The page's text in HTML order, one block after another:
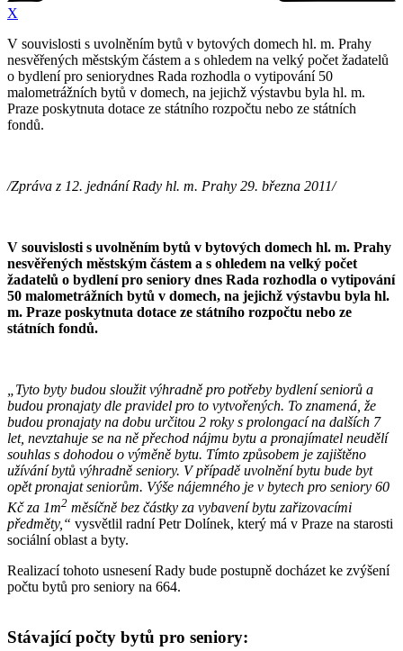
X
V souvislosti s uvolněním bytů v bytových domech hl. m. Prahy
nesvěřených městským částem a s ohledem na velký počet žadatelů
o bydlení pro seniorydnes Rada rozhodla o vytipování 50
malometrážních bytů v domech, na jejichž výstavbu byla hl. m.
Praze poskytnuta dotace ze státního rozpočtu nebo ze státních
fondů.
/Zpráva z 12. jednání Rady hl. m. Prahy 29. března 2011/
V souvislosti s uvolněním bytů v bytových domech hl. m. Prahy
nesvěřených městským částem a s ohledem na velký počet
žadatelů o bydlení pro seniory dnes Rada rozhodla o vytipování
50 malometrážních bytů v domech, na jejichž výstavbu byla hl.
m. Praze poskytnuta dotace ze státního rozpočtu nebo ze
státních fondů.
„Tyto byty budou sloužit výhradně pro potřeby bydlení seniorů a
budou pronajaty dle pravidel pro to vytvořených. To znamená, že
budou pronajaty na dobu určitou 2 roky s prolongací na dalších 7
let, nevztahuje se na ně přechod nájmu bytu a pronajímatel neudělí
souhlas s dohodou o výměně bytu. Tímto způsobem je zajištěno
užívání bytů výhradně seniory. V případě uvolnění bytu bude byt
opět pronajat seniorům. Výše nájemného je v bytech pro seniory 60
Kč za 1m2 měsíčně bez částky za vybavení bytu zařizovacími
předměty,“ vysvětlil radní Petr Dolínek, který má v Praze na starosti
sociální oblast a byty.
Realizací tohoto usnesení Rady bude postupně docházet ke zvýšení
počtu bytů pro seniory na 664.
Stávající počty bytů pro seniory: